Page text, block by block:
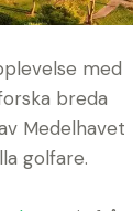
med
breda
Medelhavet
golfare.